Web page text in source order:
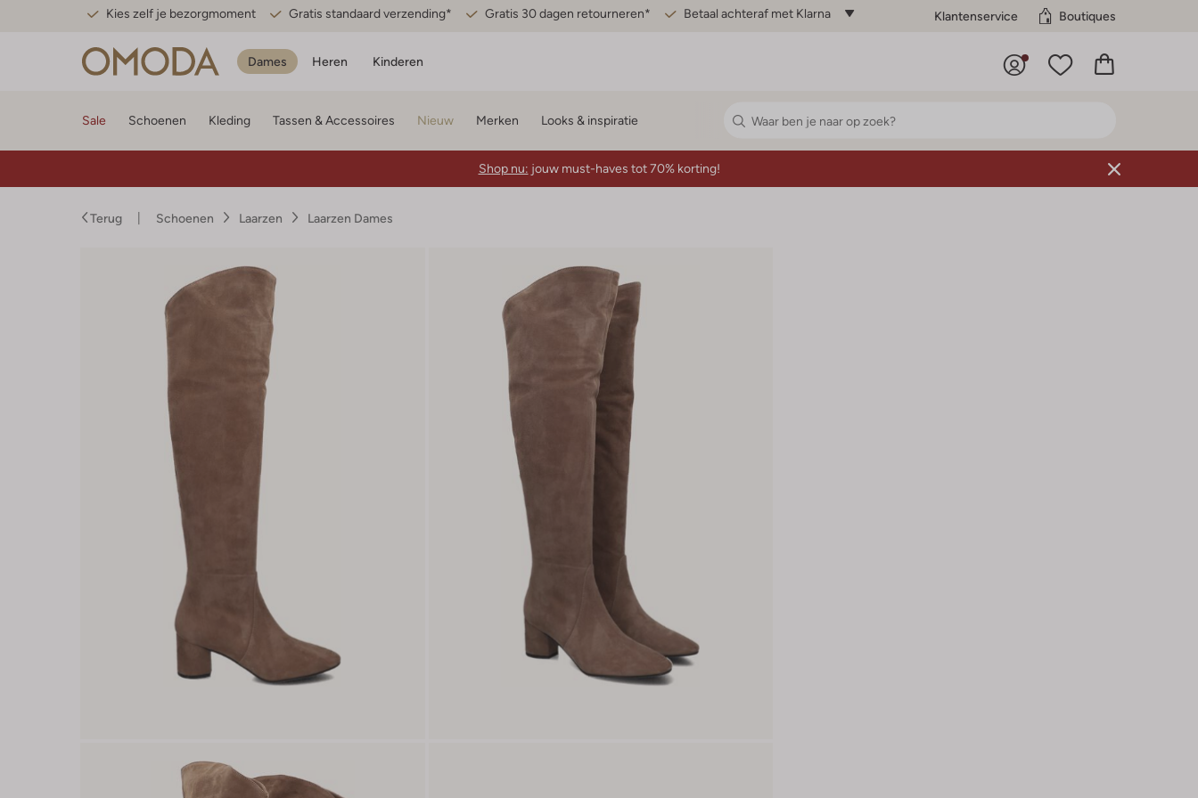
Kies zelf je bezorgmoment Gratis standaard verzending* Gratis 30 dagen retourneren* Betaal achteraf met Klarna Klantenservice Boutiques
Dames Heren Kinderen
Sale Schoenen Kleding Tassen & Accessoires Nieuw Merken Looks & inspiratie
Shop nu: jouw must-haves tot 70% korting!
Terug Schoenen Laarzen Laarzen Dames